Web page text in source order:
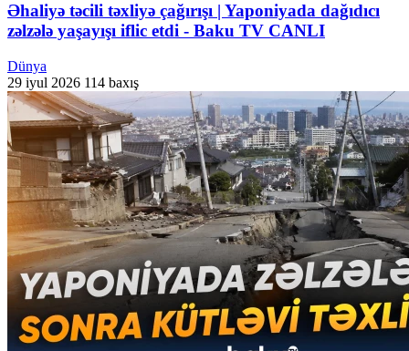
Əhaliyə təcili təxliyə çağırışı | Yaponiyada dağıdıcı
zəlzələ yaşayışı iflic etdi - Baku TV CANLI
Dünya
29 iyul 2026 114 baxış